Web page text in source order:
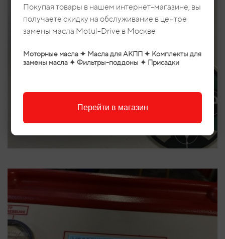
Покупая товары в нашем интернет-магазине, вы
получаете скидку на обслуживание в центре
замены масла Motul-Drive в Москве
Моторные масла ✦ Масла для АКПП ✦ Комплекты для
замены масла ✦ Фильтры-поддоны ✦ Присадки
Перейти в магазин